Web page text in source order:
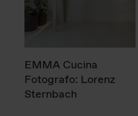
EMMA Cucina
Fotografo: Lorenz
Sternbach